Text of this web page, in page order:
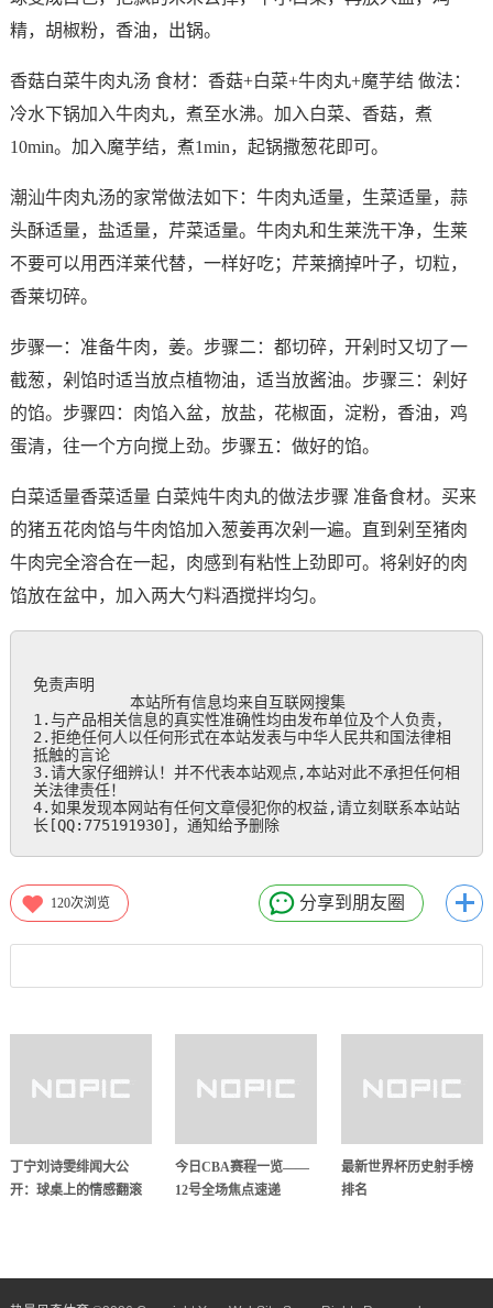
精，胡椒粉，香油，出锅。
香菇白菜牛肉丸汤 食材：香菇+白菜+牛肉丸+魔芋结 做法：
冷水下锅加入牛肉丸，煮至水沸。加入白菜、香菇，煮
10min。加入魔芋结，煮1min，起锅撒葱花即可。
潮汕牛肉丸汤的家常做法如下：牛肉丸适量，生菜适量，蒜
头酥适量，盐适量，芹菜适量。牛肉丸和生莱洗干净，生莱
不要可以用西洋莱代替，一样好吃；芹莱摘掉叶子，切粒，
香莱切碎。
步骤一：准备牛肉，姜。步骤二：都切碎，开剁时又切了一
截葱，剁馅时适当放点植物油，适当放酱油。步骤三：剁好
的馅。步骤四：肉馅入盆，放盐，花椒面，淀粉，香油，鸡
蛋清，往一个方向搅上劲。步骤五：做好的馅。
白菜适量香菜适量 白菜炖牛肉丸的做法步骤 准备食材。买来
的猪五花肉馅与牛肉馅加入葱姜再次剁一遍。直到剁至猪肉
牛肉完全溶合在一起，肉感到有粘性上劲即可。将剁好的肉
馅放在盆中，加入两大勺料酒搅拌均匀。
免责声明
本站所有信息均来自互联网搜集
1.与产品相关信息的真实性准确性均由发布单位及个人负责，
2.拒绝任何人以任何形式在本站发表与中华人民共和国法律相
抵触的言论
3.请大家仔细辨认！并不代表本站观点,本站对此不承担任何相
关法律责任！
4.如果发现本网站有任何文章侵犯你的权益,请立刻联系本站站
长[QQ:775191930]，通知给予删除
120次浏览 分享到朋友圈
丁宁刘诗雯绯闻大公
开：球桌上的情感翻滚
今日CBA赛程一览——
12号全场焦点速递
最新世界杯历史射手榜
排名